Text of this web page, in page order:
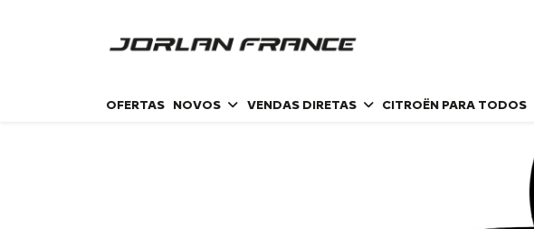
OFERTAS NOVOS VENDAS DIRETAS CITROËN PARA TODOS